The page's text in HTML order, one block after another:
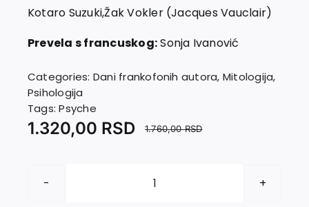
Kotaro Suzuki,Žak Vokler (Jacques Vauclair)
Prevela s francuskog:Sonja Ivanović
Categories: Dani frankofonih autora, Mitologija,
Psihologija
Tags:Psyche
1.760,00RSD
1.320,00 RSD
O